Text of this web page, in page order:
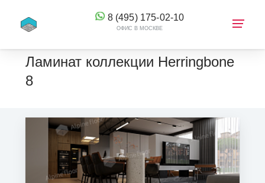
8 (495) 175-02-10
ОФИС В МОСКВЕ
Ламинат коллекции Herringbone
8